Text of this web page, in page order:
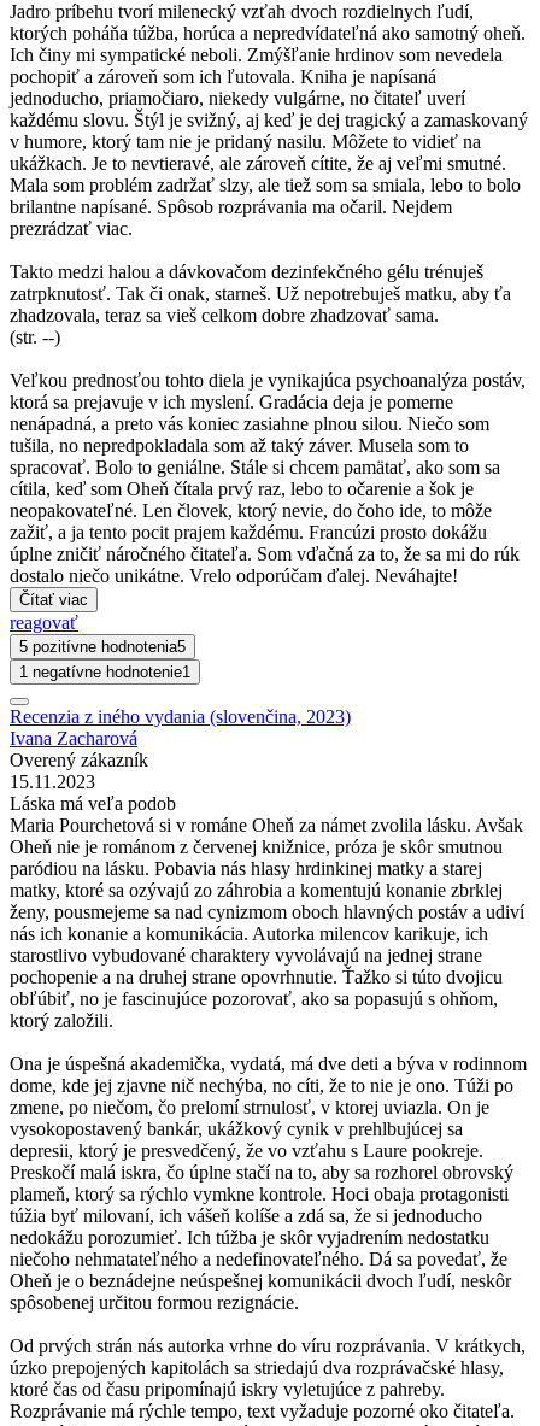
Jadro príbehu tvorí milenecký vzťah dvoch rozdielnych ľudí,
ktorých poháňa túžba, horúca a nepredvídateľná ako samotný oheň.
Ich činy mi sympatické neboli. Zmýšľanie hrdinov som nevedela
pochopiť a zároveň som ich ľutovala. Kniha je napísaná
jednoducho, priamočiaro, niekedy vulgárne, no čitateľ uverí
každému slovu. Štýl je svižný, aj keď je dej tragický a zamaskovaný
v humore, ktorý tam nie je pridaný nasilu. Môžete to vidieť na
ukážkach. Je to nevtieravé, ale zároveň cítite, že aj veľmi smutné.
Mala som problém zadržať slzy, ale tiež som sa smiala, lebo to bolo
brilantne napísané. Spôsob rozprávania ma očaril. Nejdem
prezrádzať viac.
Takto medzi halou a dávkovačom dezinfekčného gélu trénuješ
zatrpknutosť. Tak či onak, starneš. Už nepotrebuješ matku, aby ťa
zhadzovala, teraz sa vieš celkom dobre zhadzovať sama.
(str. --)
Veľkou prednosťou tohto diela je vynikajúca psychoanalýza postáv,
ktorá sa prejavuje v ich myslení. Gradácia deja je pomerne
nenápadná, a preto vás koniec zasiahne plnou silou. Niečo som
tušila, no nepredpokladala som až taký záver. Musela som to
spracovať. Bolo to geniálne. Stále si chcem pamätať, ako som sa
cítila, keď som Oheň čítala prvý raz, lebo to očarenie a šok je
neopakovateľné. Len človek, ktorý nevie, do čoho ide, to môže
zažiť, a ja tento pocit prajem každému. Francúzi prosto dokážu
úplne zničiť náročného čitateľa. Som vďačná za to, že sa mi do rúk
dostalo niečo unikátne. Vrelo odporúčam ďalej. Neváhajte!
Čítať viac
reagovať
5 pozitívne hodnotenia5
1 negatívne hodnotenie1
Recenzia z iného vydania (slovenčina, 2023)
Ivana Zacharová
Overený zákazník
15.11.2023
Láska má veľa podob
Maria Pourchetová si v románe Oheň za námet zvolila lásku. Avšak
Oheň nie je románom z červenej knižnice, próza je skôr smutnou
paródiou na lásku. Pobavia nás hlasy hrdinkinej matky a starej
matky, ktoré sa ozývajú zo záhrobia a komentujú konanie zbrklej
ženy, pousmejeme sa nad cynizmom oboch hlavných postáv a udiví
nás ich konanie a komunikácia. Autorka milencov karikuje, ich
starostlivo vybudované charaktery vyvolávajú na jednej strane
pochopenie a na druhej strane opovrhnutie. Ťažko si túto dvojicu
obľúbiť, no je fascinujúce pozorovať, ako sa popasujú s ohňom,
ktorý založili.
Ona je úspešná akademička, vydatá, má dve deti a býva v rodinnom
dome, kde jej zjavne nič nechýba, no cíti, že to nie je ono. Túži po
zmene, po niečom, čo prelomí strnulosť, v ktorej uviazla. On je
vysokopostavený bankár, ukážkový cynik v prehlbujúcej sa
depresii, ktorý je presvedčený, že vo vzťahu s Laure pookreje.
Preskočí malá iskra, čo úplne stačí na to, aby sa rozhorel obrovský
plameň, ktorý sa rýchlo vymkne kontrole. Hoci obaja protagonisti
túžia byť milovaní, ich vášeň kolíše a zdá sa, že si jednoducho
nedokážu porozumieť. Ich túžba je skôr vyjadrením nedostatku
niečoho nehmatateľného a nedefinovateľného. Dá sa povedať, že
Oheň je o beznádejne neúspešnej komunikácii dvoch ľudí, neskôr
spôsobenej určitou formou rezignácie.
Od prvých strán nás autorka vrhne do víru rozprávania. V krátkych,
úzko prepojených kapitolách sa striedajú dva rozprávačské hlasy,
ktoré čas od času pripomínajú iskry vyletujúce z pahreby.
Rozprávanie má rýchle tempo, text vyžaduje pozorné oko čitateľa.